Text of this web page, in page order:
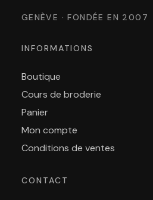
GENÈVE · FONDÉE EN 2007
INFORMATIONS
Boutique
Cours de broderie
Panier
Mon compte
Conditions de ventes
CONTACT